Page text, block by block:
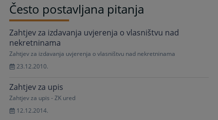
Često postavljana pitanja
Zahtjev za izdavanja uvjerenja o vlasništvu nad
nekretninama
Zahtjev za izdavanja uvjerenja o vlasništvu nad nekretninama
23.12.2010.
Zahtjev za upis
Zahtjev za upis - ZK ured
12.12.2014.